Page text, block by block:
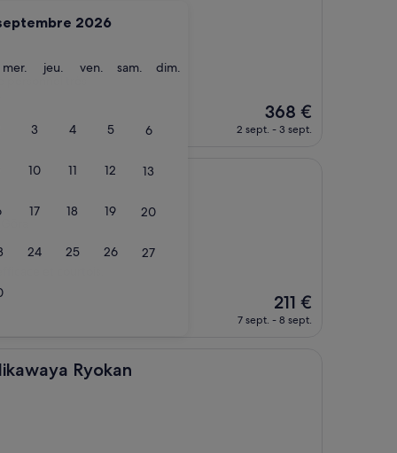
2026
mer. mercredi
jeu. jeudiven. vendredi
sam. samedi
dim.
3 4 5 6
10 11 12 13
17 18 19 20
24 25 26 27
Le
nouveau
368 €
2 sept. - 3 sept.
Le
nouveau
211 €
7 sept. - 8 sept.
Ryokan